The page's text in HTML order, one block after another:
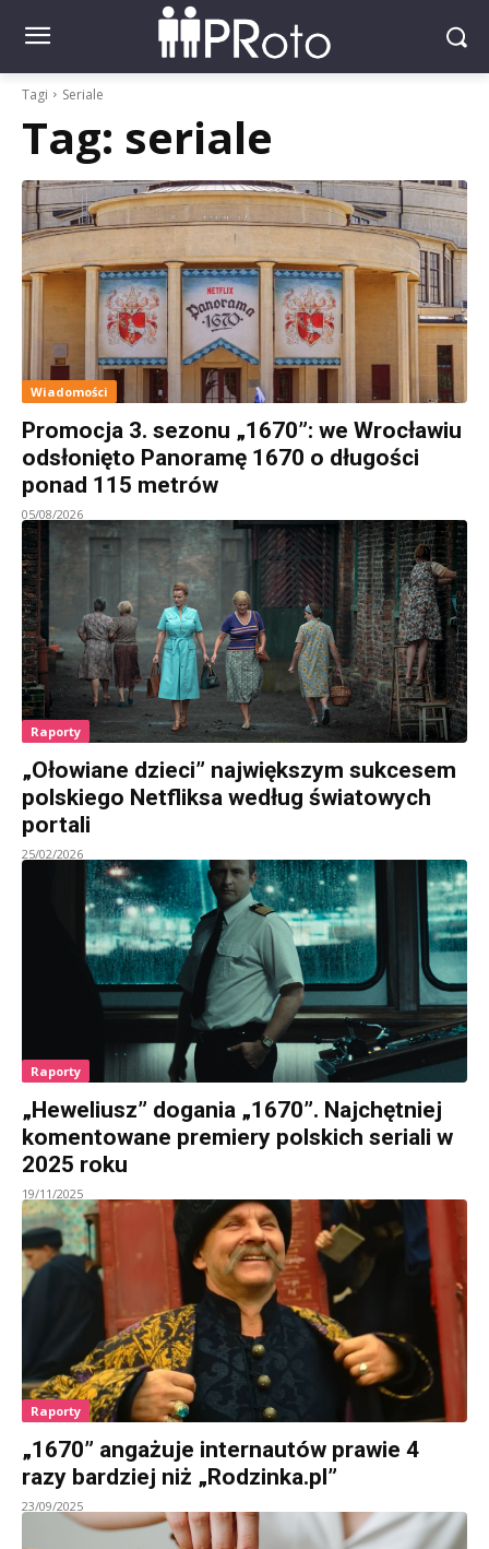
Tagi Seriale
Tag: seriale
Wiadomości
Promocja 3. sezonu „1670”: we Wrocławiu
odsłonięto Panoramę 1670 o długości
ponad 115 metrów
05/08/2026
Raporty
„Ołowiane dzieci” największym sukcesem
polskiego Netfliksa według światowych
portali
25/02/2026
Raporty
„Heweliusz” dogania „1670”. Najchętniej
komentowane premiery polskich seriali w
2025 roku
19/11/2025
Raporty
„1670” angażuje internautów prawie 4
razy bardziej niż „Rodzinka.pl”
23/09/2025